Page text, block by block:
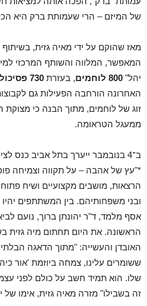
של המיזם – הרי שעמותת ברק היא
מאז שהוקם על ידי מאיה גזית,
המאפשר, המלווה והשותף המרכזי
יהל" 800 לוחמים , בעזרת 730 פסיכולוגים מתנדבים
האחרונה הורחבה הפעילות גם
זוג של לוחמים, מתוך הבנה כי
ממעגל הטראומה.
ב־4 בנובמבר ייערך בתל אביב כנס
*"עץ של אהבה – על תקווה וצמיחה
הרצאות, מושבים מקצועיים ושיח
ובני משפחותיהם. בין המשתתפים
אסף מלמד, ד"ר יהונתן ברוך, נועם
הראשונה. את היום תחתום מיה גזית
האובדן והעשייה: "מתוך הדאגה הבלתי
ששומרים עלינו, צמחה ביוזמת 'אור
שלו. הוא תמיד חשב על כולם לפני
זה בשבילו" מזרה מאיה גזית, אימו של